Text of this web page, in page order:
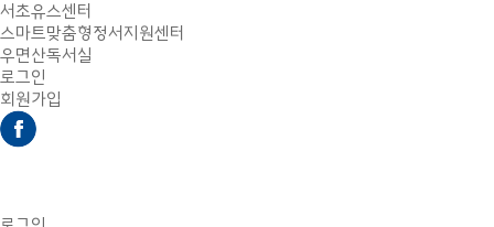
서초유스센터
스마트맞춤형정서지원센터
우면산독서실
로그인
회원가입